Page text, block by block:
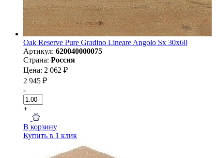
Oak Reserve Pure Gradino Lineare Angolo Sx 30x60
Артикул: 620040000075
Страна: Россия
Цена: 2 062 ₽
2 945 ₽
-
+
В корзину
Купить в 1 клик